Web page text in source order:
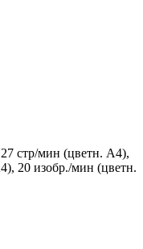
стр/мин (цветн. А4),
20 изобр./мин (цветн.